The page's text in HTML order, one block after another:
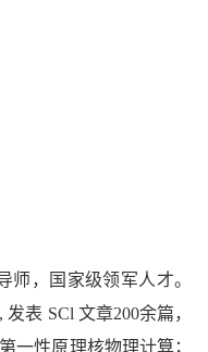
师，国家级领军人才。
表 SCl 文章200余篇，
一性原理核物理计算；